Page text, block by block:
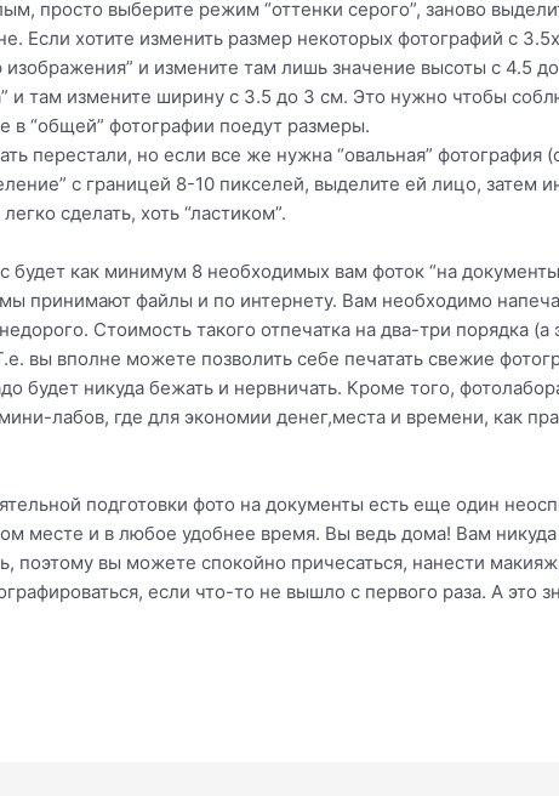
просто выберите режим “оттенки серого”, заново
Если хотите изменить размер некоторых фотографий с
изображения” и измените там лишь значение высоты с 4.5
и там измените ширину с 3.5 до 3 см. Это нужно чтобы
“общей” фотографии поедут размеры.
перестали, но если все же нужна “овальная” фотография
с границей 8-10 пикселей, выделите ей лицо, затем
сделать, хоть “ластиком”.
будет как минимум 8 необходимых вам фоток “на
принимают файлы и по интернету. Вам необходимо
Стоимость такого отпечатка на два-три порядка
вы вполне можете позволить себе печатать свежие
будет никуда бежать и нервничать. Кроме того,
лабов, где для экономии денег,места и времени, как
подготовки фото на документы есть еще один
месте и в любое удобнее время. Вы ведь дома! Вам
поэтому вы можете спокойно причесаться, нанести
если что-то не вышло с первого раза. А это